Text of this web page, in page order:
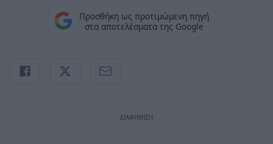
Προσθήκη ως προτιμώμενη πηγή
στα αποτελέσματα της Google